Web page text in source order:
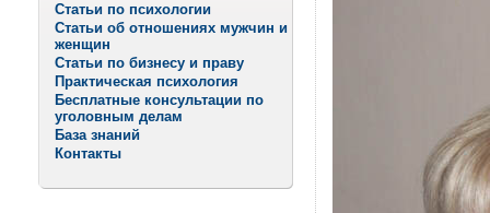
Статьи по психологии
Статьи об отношениях мужчин и
женщин
Статьи по бизнесу и праву
Практическая психология
Бесплатные консультации по
уголовным делам
База знаний
Контакты